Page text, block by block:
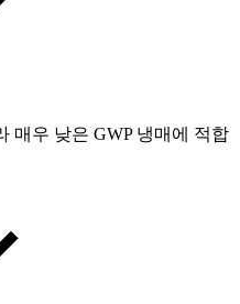
매우 낮은 GWP 냉매에 적합